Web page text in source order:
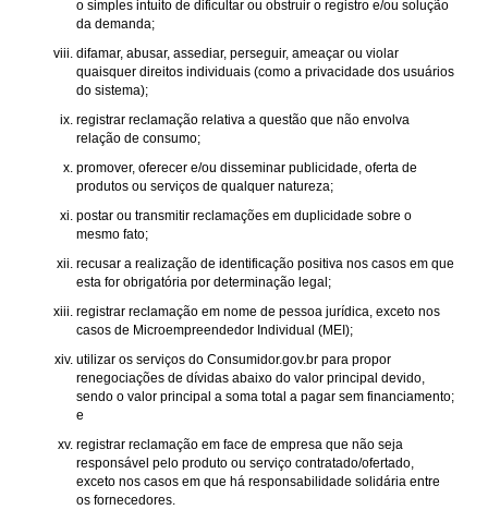
o simples intuito de dificultar ou obstruir o registro e/ou solução
da demanda;
difamar, abusar, assediar, perseguir, ameaçar ou violar
quaisquer direitos individuais (como a privacidade dos usuários
do sistema);
registrar reclamação relativa a questão que não envolva
relação de consumo;
promover, oferecer e/ou disseminar publicidade, oferta de
produtos ou serviços de qualquer natureza;
postar ou transmitir reclamações em duplicidade sobre o
mesmo fato;
recusar a realização de identificação positiva nos casos em que
esta for obrigatória por determinação legal;
registrar reclamação em nome de pessoa jurídica, exceto nos
casos de Microempreendedor Individual (MEI);
utilizar os serviços do Consumidor.gov.br para propor
renegociações de dívidas abaixo do valor principal devido,
sendo o valor principal a soma total a pagar sem financiamento;
e
registrar reclamação em face de empresa que não seja
responsável pelo produto ou serviço contratado/ofertado,
exceto nos casos em que há responsabilidade solidária entre
os fornecedores.